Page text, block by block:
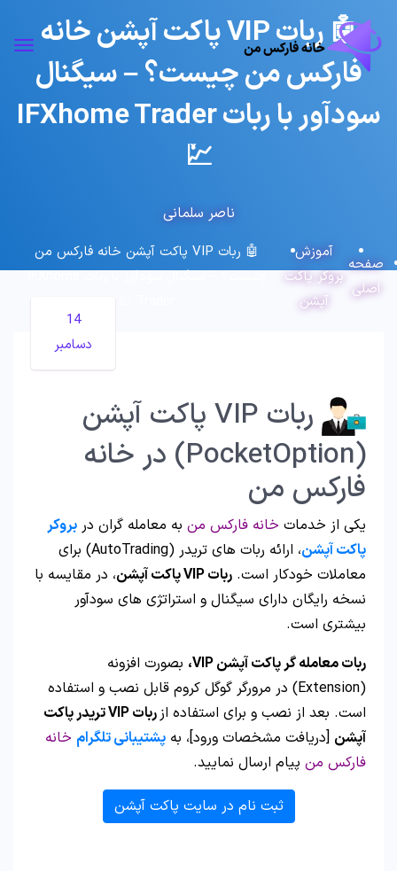
🤖 ربات VIP پاکت آپشن خانه
فارکس من چیست؟ – سیگنال
سودآور با ربات IFXhome Trader
💹
ناصر سلمانی
صفحه
اصلی
آموزش
بروکر پاکت
آپشن
🤖 ربات VIP پاکت آپشن خانه فارکس من
چیست؟ – سیگنال سودآور با ربات IFXhome
14
دسامبر
ربات VIP پاکت آپشن
(PocketOption) در خانه
فارکس من
یکی از خدمات خانه فارکس من به معامله گران در بروکر
پاکت آپشن
، ارائه ربات های تریدر (AutoTrading) برای
معاملات خودکار است. ربات VIP پاکت آپشن
، در مقایسه با
نسخه رایگان دارای سیگنال و استراتژی های سودآور
بیشتری است.
ربات معامله گر پاکت آپشن VIP،
بصورت افزونه
(Extension) در مرورگر گوگل کروم قابل نصب و استفاده
است. بعد از نصب و برای استفاده از
ربات VIP تریدر پاکت
آپشن [دریافت مشخصات ورود]، به پشتیبانی تلگرام خانه
فارکس من پیام ارسال نمایید.
ثبت نام در سایت پاکت آپشن